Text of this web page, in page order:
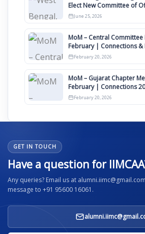
Elect New Committee of
June 25, 2026
MoM – Central
February | Connections &
2026
February 20, 2026
MoM – Gujarat Chapter
February | Connections
12th April
February 20, 2026
GET IN TOUCH
Have a question for
Any queries? Email us at
message to +91 95600 16061.